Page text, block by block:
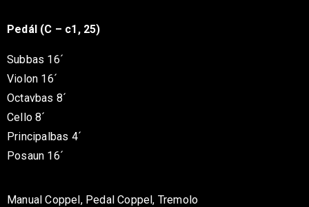
Pedál (C – c1, 25)
Subbas 16´
Violon 16´
Octavbas 8´
Cello 8´
Principalbas 4´
Posaun 16´
Manual Coppel, Pedal Coppel, Tremolo